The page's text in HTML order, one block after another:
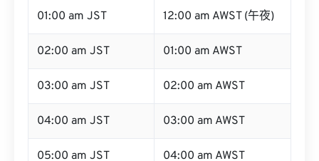
01:00 am JST 12:00 am AWST (午夜)
02:00 am JST 01:00 am AWST
03:00 am JST 02:00 am AWST
04:00 am JST 03:00 am AWST
05:00 am JST 04:00 am AWST